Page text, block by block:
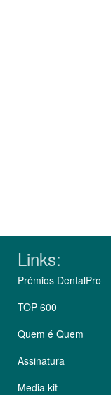
Links:
Prémios DentalPro
TOP 600
Quem é Quem
Assinatura
Media kit